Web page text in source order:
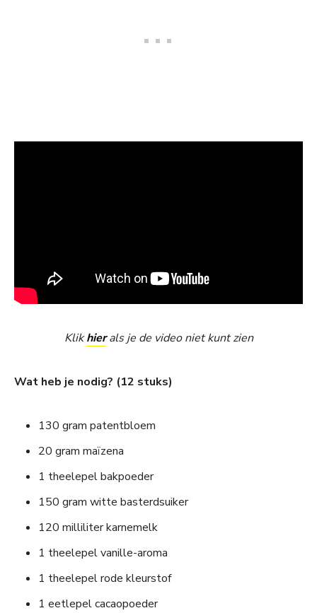
Klikhierals je de video niet kunt zien
Wat heb je nodig? (12 stuks)
130 gram patentbloem
20 gram maïzena
1 theelepel bakpoeder
150 gram witte basterdsuiker
120 milliliter karnemelk
1 theelepel vanille-aroma
1 theelepel rode kleurstof
1 eetlepel cacaopoeder